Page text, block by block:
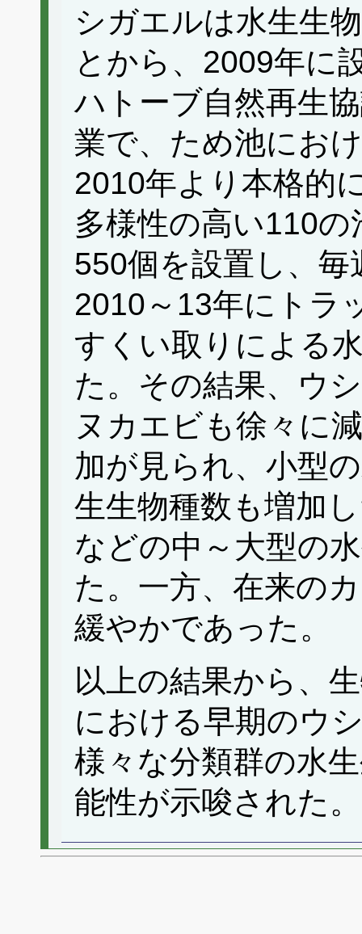
シガエルは水生生
とから、2009年に
ハトーブ自然再生
業で、ため池にお
2010年より本格的
多様性の高い110
550個を設置し、
2010～13年にトラ
すくい取りによる
た。その結果、ウ
ヌカエビも徐々に
加が見られ、小型
生生物種数も増加
などの中～大型の
た。一方、在来の
緩やかであった。
以上の結果から、
における早期のウ
様々な分類群の水
能性が示唆された。